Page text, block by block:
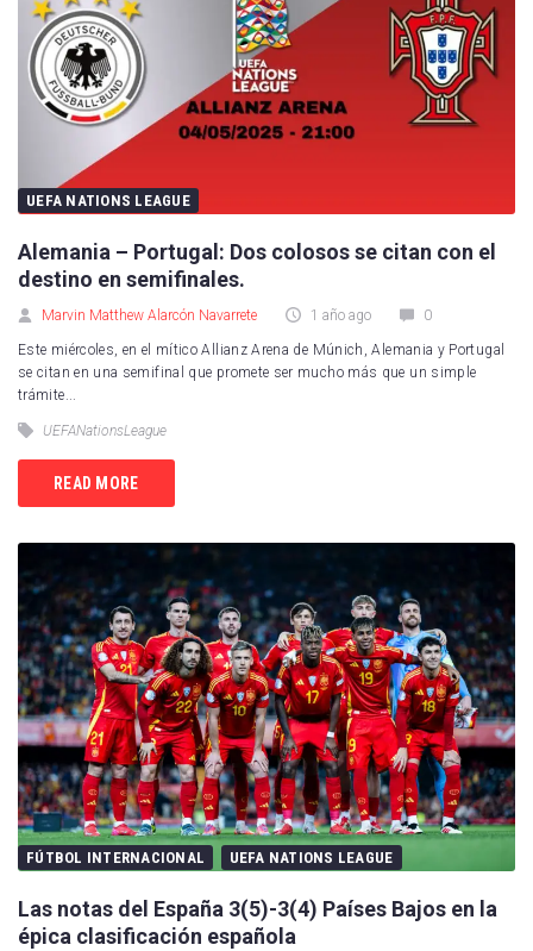
UEFA NATIONS LEAGUE
Alemania – Portugal: Dos colosos se citan con el
destino en semifinales.
Marvin Matthew Alarcón Navarrete 1 año ago 0
Este miércoles, en el mítico Allianz Arena de Múnich, Alemania y Portugal
se citan en una semifinal que promete ser mucho más que un simple
trámite...
UEFANationsLeague
READ MORE
FÚTBOL INTERNACIONAL UEFA NATIONS LEAGUE
Las notas del España 3(5)-3(4) Países Bajos en la
épica clasificación española